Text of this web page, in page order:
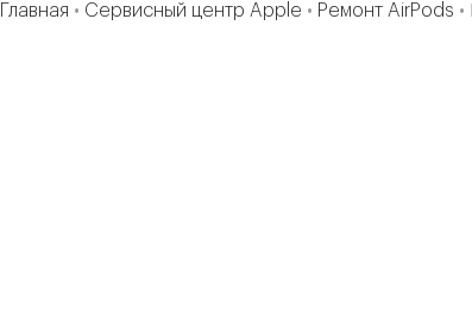
Главная • Сервисный центр Apple • Ремонт AirPods •